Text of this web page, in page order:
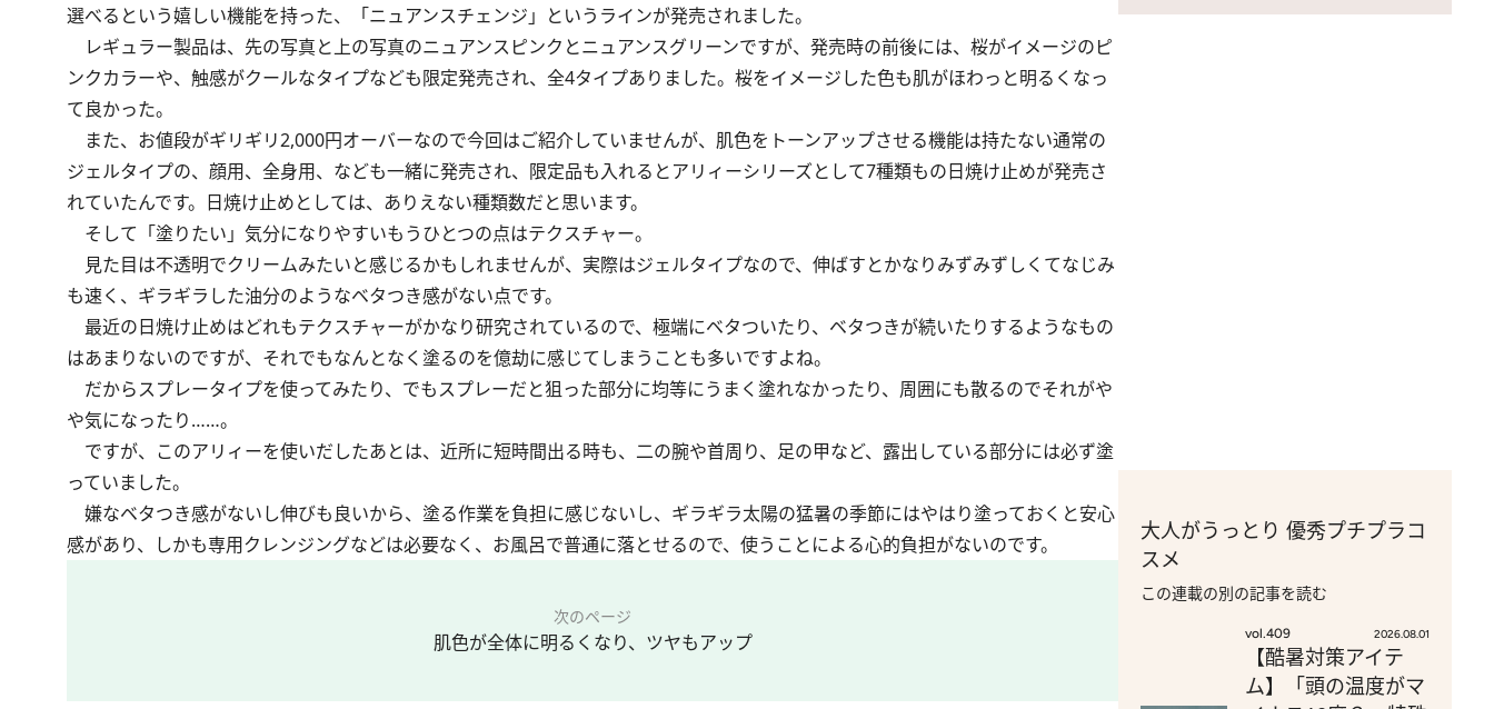
選べるという嬉しい機能を持った、「ニュアンスチェンジ」というラインが発売されました。
レギュラー製品は、先の写真と上の写真のニュアンスピンクとニュアンスグリーンですが、発売時の前後には、桜がイメージのピ
ンクカラーや、触感がクールなタイプなども限定発売され、全4タイプありました。桜をイメージした色も肌がほわっと明るくなっ
て良かった。
また、お値段がギリギリ2,000円オーバーなので今回はご紹介していませんが、肌色をトーンアップさせる機能は持たない通常の
ジェルタイプの、顔用、全身用、なども一緒に発売され、限定品も入れるとアリィーシリーズとして7種類もの日焼け止めが発売さ
れていたんです。日焼け止めとしては、ありえない種類数だと思います。
そして「塗りたい」気分になりやすいもうひとつの点はテクスチャー。
見た目は不透明でクリームみたいと感じるかもしれませんが、実際はジェルタイプなので、伸ばすとかなりみずみずしくてなじみ
も速く、ギラギラした油分のようなベタつき感がない点です。
最近の日焼け止めはどれもテクスチャーがかなり研究されているので、極端にベタついたり、ベタつきが続いたりするようなもの
はあまりないのですが、それでもなんとなく塗るのを億劫に感じてしまうことも多いですよね。
だからスプレータイプを使ってみたり、でもスプレーだと狙った部分に均等にうまく塗れなかったり、周囲にも散るのでそれがや
や気になったり……。
ですが、このアリィーを使いだしたあとは、近所に短時間出る時も、二の腕や首周り、足の甲など、露出している部分には必ず塗
っていました。
嫌なベタつき感がないし伸びも良いから、塗る作業を負担に感じないし、ギラギラ太陽の猛暑の季節にはやはり塗っておくと安心
感があり、しかも専用クレンジングなどは必要なく、お風呂で普通に落とせるので、使うことによる心的負担がないのです。
次のページ
肌色が全体に明るくなり、ツヤもアップ
大人がうっとり 優秀プチプラコ
スメ
この連載の別の記事を読む
vol.409 2026.08.01
【酷暑対策アイテ
ム】「頭の温度がマ